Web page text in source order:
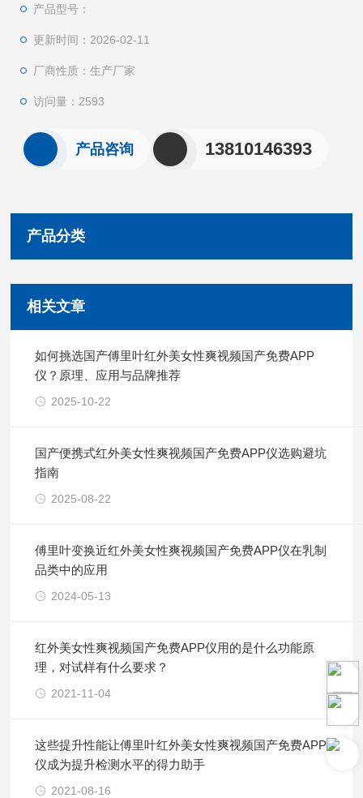
产品型号：
更新时间：2026-02-11
厂商性质：生产厂家
访问量：2593
产品咨询 13810146393
产品分类
相关文章
如何挑选国产傅里叶红外美女性爽视频国产免费APP
仪？原理、应用与品牌推荐
2025-10-22
国产便携式红外美女性爽视频国产免费APP仪选购避坑
指南
2025-08-22
傅里叶变换近红外美女性爽视频国产免费APP仪在乳制
品类中的应用
2024-05-13
红外美女性爽视频国产免费APP仪用的是什么功能原
理，对试样有什么要求？
2021-11-04
这些提升性能让傅里叶红外美女性爽视频国产免费APP
仪成为提升检测水平的得力助手
2021-08-16